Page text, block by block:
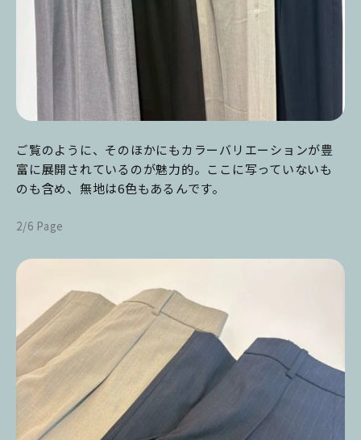
ご覧のように、そのほかにもカラーバリエーションが豊
富に展開されているのが魅力的。ここに写っていないも
のも含め、無地は6色もあるんです。
2/6 Page